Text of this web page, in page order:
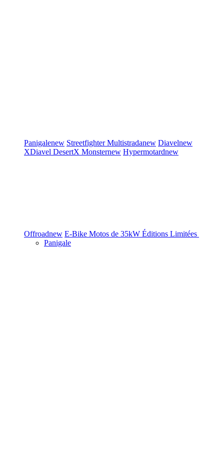
Panigalenew StreetfighterMultistradanew Diavelnew
XDiavel DesertX Monsternew Hypermotardnew
Offroadnew E-Bike Motos de 35kW Éditions Limitées
Panigale